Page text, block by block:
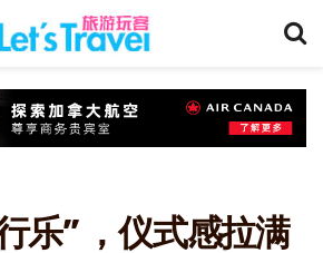
乐” ，仪式感拉满